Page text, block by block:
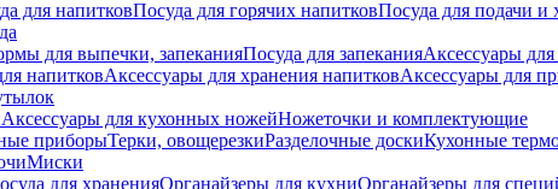
для напитковПосуда для горячих напитковПосуда для подачи и
для выпечки, запеканияПосуда для запеканияАксессуары
напитковАксессуары для хранения напитковАксессуары для
Аксессуары для кухонных ножейНожеточки и комплектующие
приборыТерки, овощерезкиРазделочные доскиКухонные
Миски
для храненияОрганайзеры для кухниОрганайзеры для